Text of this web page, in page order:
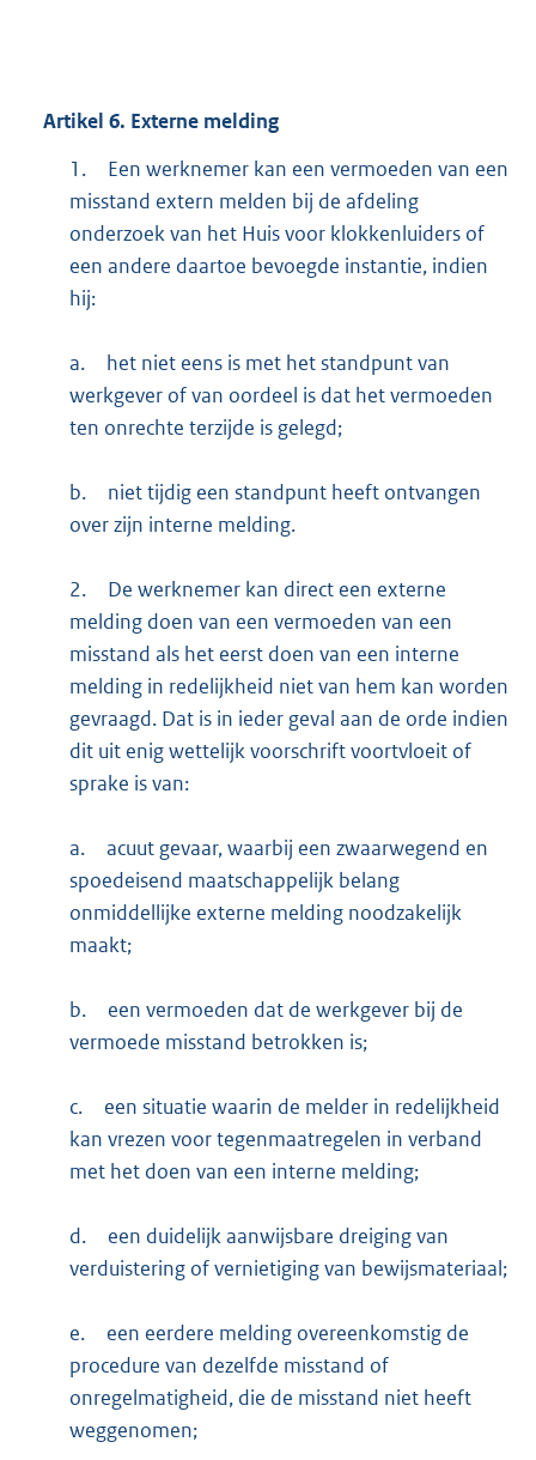
Artikel 6. Externe melding
1.
Een werknemer kan een vermoeden van een
misstand extern melden bij de afdeling
onderzoek van het Huis voor klokkenluiders of
een andere daartoe bevoegde instantie, indien
hij:
a.
het niet eens is met het standpunt van
werkgever of van oordeel is dat het vermoeden
ten onrechte terzijde is gelegd;
b.
niet tijdig een standpunt heeft ontvangen
over zijn interne melding.
2.
De werknemer kan direct een externe
melding doen van een vermoeden van een
misstand als het eerst doen van een interne
melding in redelijkheid niet van hem kan worden
gevraagd. Dat is in ieder geval aan de orde indien
dit uit enig wettelijk voorschrift voortvloeit of
sprake is van:
a.
acuut gevaar, waarbij een zwaarwegend en
spoedeisend maatschappelijk belang
onmiddellijke externe melding noodzakelijk
maakt;
b.
een vermoeden dat de werkgever bij de
vermoede misstand betrokken is;
c.
een situatie waarin de melder in redelijkheid
kan vrezen voor tegenmaatregelen in verband
met het doen van een interne melding;
d.
een duidelijk aanwijsbare dreiging van
verduistering of vernietiging van bewijsmateriaal;
e.
een eerdere melding overeenkomstig de
procedure van dezelfde misstand of
onregelmatigheid, die de misstand niet heeft
weggenomen;